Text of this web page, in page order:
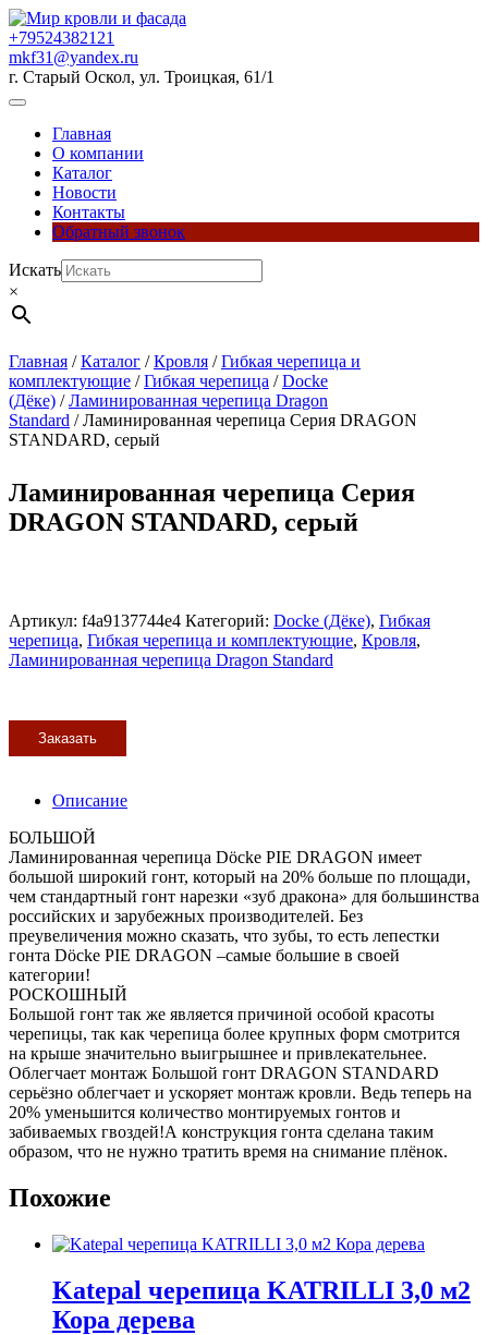
Перейти
к
содержимому
+79524382121
mkf31@yandex.ru
г. Старый Оскол, ул. Троицкая, 61/1
Кнопка
ОткрытьГлавная
О компании
Каталог
Новости
Контакты
Обратный звонок
Кнопка
Закрыть
Искать
×
Главная /Каталог /Кровля /Гибкая черепица и
комплектующие /Гибкая черепица /Docke
(Дёке) /Ламинированная черепица Dragon
Standard / Ламинированная черепица Серия DRAGON
STANDARD, серый
Ламинированная черепица Серия
DRAGON STANDARD, серый
Артикул: f4a9137744e4 Категорий: Docke (Дёке), Гибкая
черепица, Гибкая черепица и комплектующие, Кровля,
Ламинированная черепица Dragon Standard
Заказать
Описание
БОЛЬШОЙ
Ламинированная черепица Dӧcke PIE DRAGON имеет
большой широкий гонт, который на 20% больше по площади,
чем стандартный гонт нарезки «зуб дракона» для большинства
российских и зарубежных производителей. Без
преувеличения можно сказать, что зубы, то есть лепестки
гонта Dӧcke PIE DRAGON –самые большие в своей
категории!
РОСКОШНЫЙ
Большой гонт так же является причиной особой красоты
черепицы, так как черепица более крупных форм смотрится
на крыше значительно выигрышнее и привлекательнее.
Облегчает монтаж Большой гонт DRAGON STANDARD
серьёзно облегчает и ускоряет монтаж кровли. Ведь теперь на
20% уменьшится количество монтируемых гонтов и
забиваемых гвоздей!А конструкция гонта сделана таким
образом, что не нужно тратить время на снимание плёнок.
Похожие
Katepal черепица KATRILLI 3,0 м2
Кора дерева